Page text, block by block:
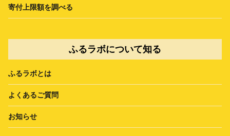
寄付上限額を調べる
ふるラボについて知る
ふるラボとは
よくあるご質問
お知らせ